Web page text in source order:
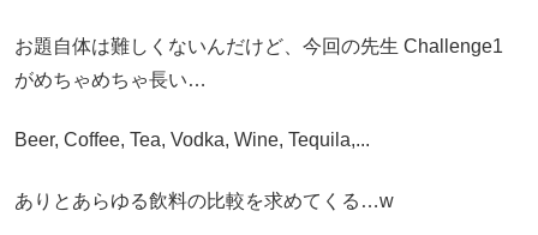
お題自体は難しくないんだけど、今回の先生 Challenge1
がめちゃめちゃ長い…
Beer, Coffee, Tea, Vodka, Wine, Tequila,...
ありとあらゆる飲料の比較を求めてくる…w